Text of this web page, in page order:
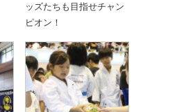
ッズたちも目指せチャン
ピオン！